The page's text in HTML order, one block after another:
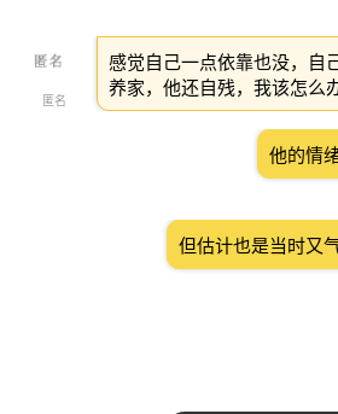
匿名
感觉自己一点依靠也没，自
养家，他还自残，我该怎么
他的情
但估计也是当时又